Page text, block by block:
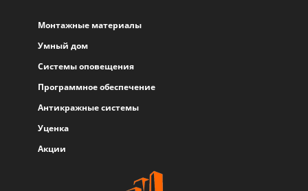
Монтажные материалы
Умный дом
Системы оповещения
Программное обеспечение
Антикражные системы
Уценка
Акции